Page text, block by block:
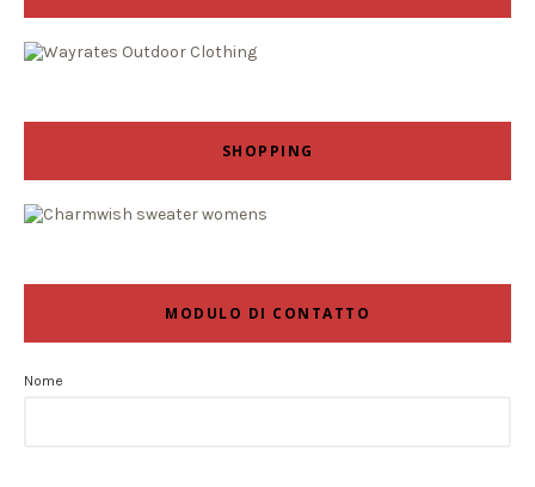
SHOPPING
MODULO DI CONTATTO
Nome